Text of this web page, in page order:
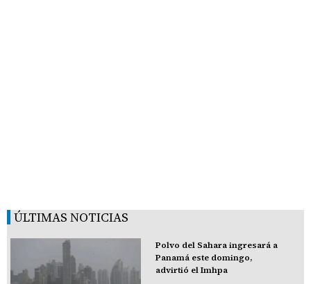
ÚLTIMAS NOTICIAS
Polvo del Sahara ingresará a
Panamá este domingo,
advirtió el Imhpa